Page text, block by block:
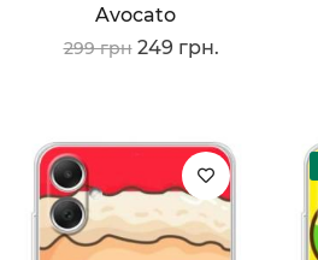
Avocato
299 грн 249 грн.